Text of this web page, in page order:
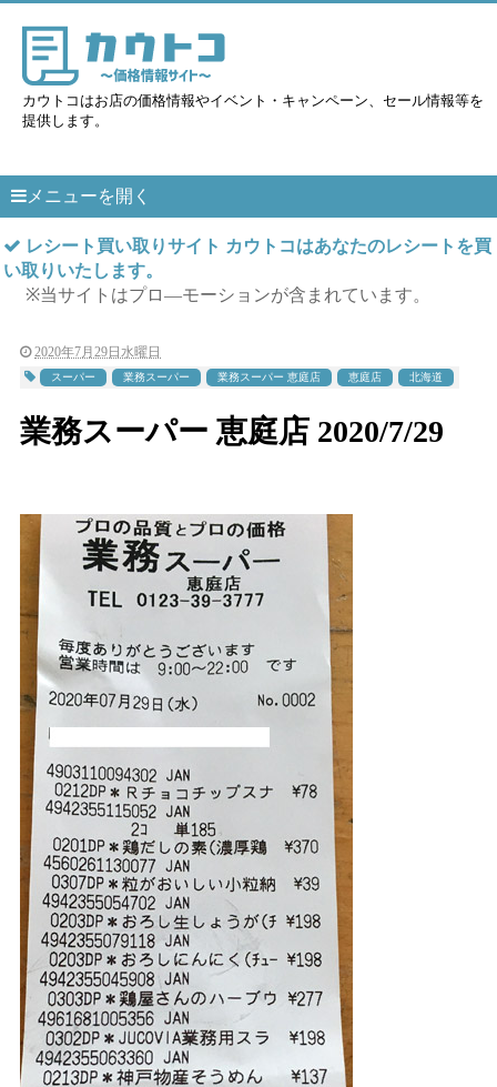
カウトコはお店の価格情報やイベント・キャンペーン、セール情報等を
提供します。
メニューを開く
レシート買い取りサイト カウトコはあなたのレシートを買
い取りいたします。
※当サイトはプロ―モーションが含まれています。
2020年7月29日水曜日
スーパー 業務スーパー 業務スーパー 恵庭店 恵庭店 北海道
業務スーパー 恵庭店 2020/7/29